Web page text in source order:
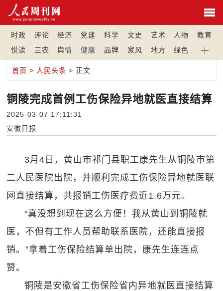
时政 评论 经济 党建 科学 文史 艺术 人物
教育
悦读
三农 舆情 健康 品牌 家风 地方 绿色
首页 > 人民头条 > 正文
铜陵完成首例工伤保险异地就医直接结算
2025-03-07 17:11:31
安徽日报
3月4日，黄山市祁门县职工康先生从铜陵市第
二人民医院出院，并顺利完成工伤保险异地就医联
网直接结算，共报销工伤医疗费近1.6万元。
“真没想到现在这么方便！我从黄山到铜陵就
医，不但有工作人员帮助联系医院，还能直接报
销。”拿着工伤保险结算单出院，康先生连连点
赞。
铜陵是安徽省工伤保险省内异地就医直接结算